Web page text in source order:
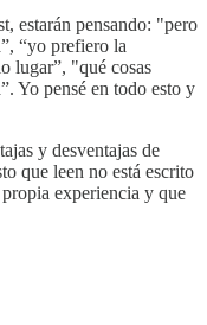
estarán pensando: "pero
“yo prefiero la
lugar”, "qué cosas
Yo pensé en todo esto y
y desventajas de
que leen no está escrito
experiencia y que